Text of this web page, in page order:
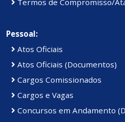
Pessoal:
Atos Oficiais
Atos Oficiais (Documentos)
Cargos Comissionados
Cargos e Vagas
Concursos em Andamento